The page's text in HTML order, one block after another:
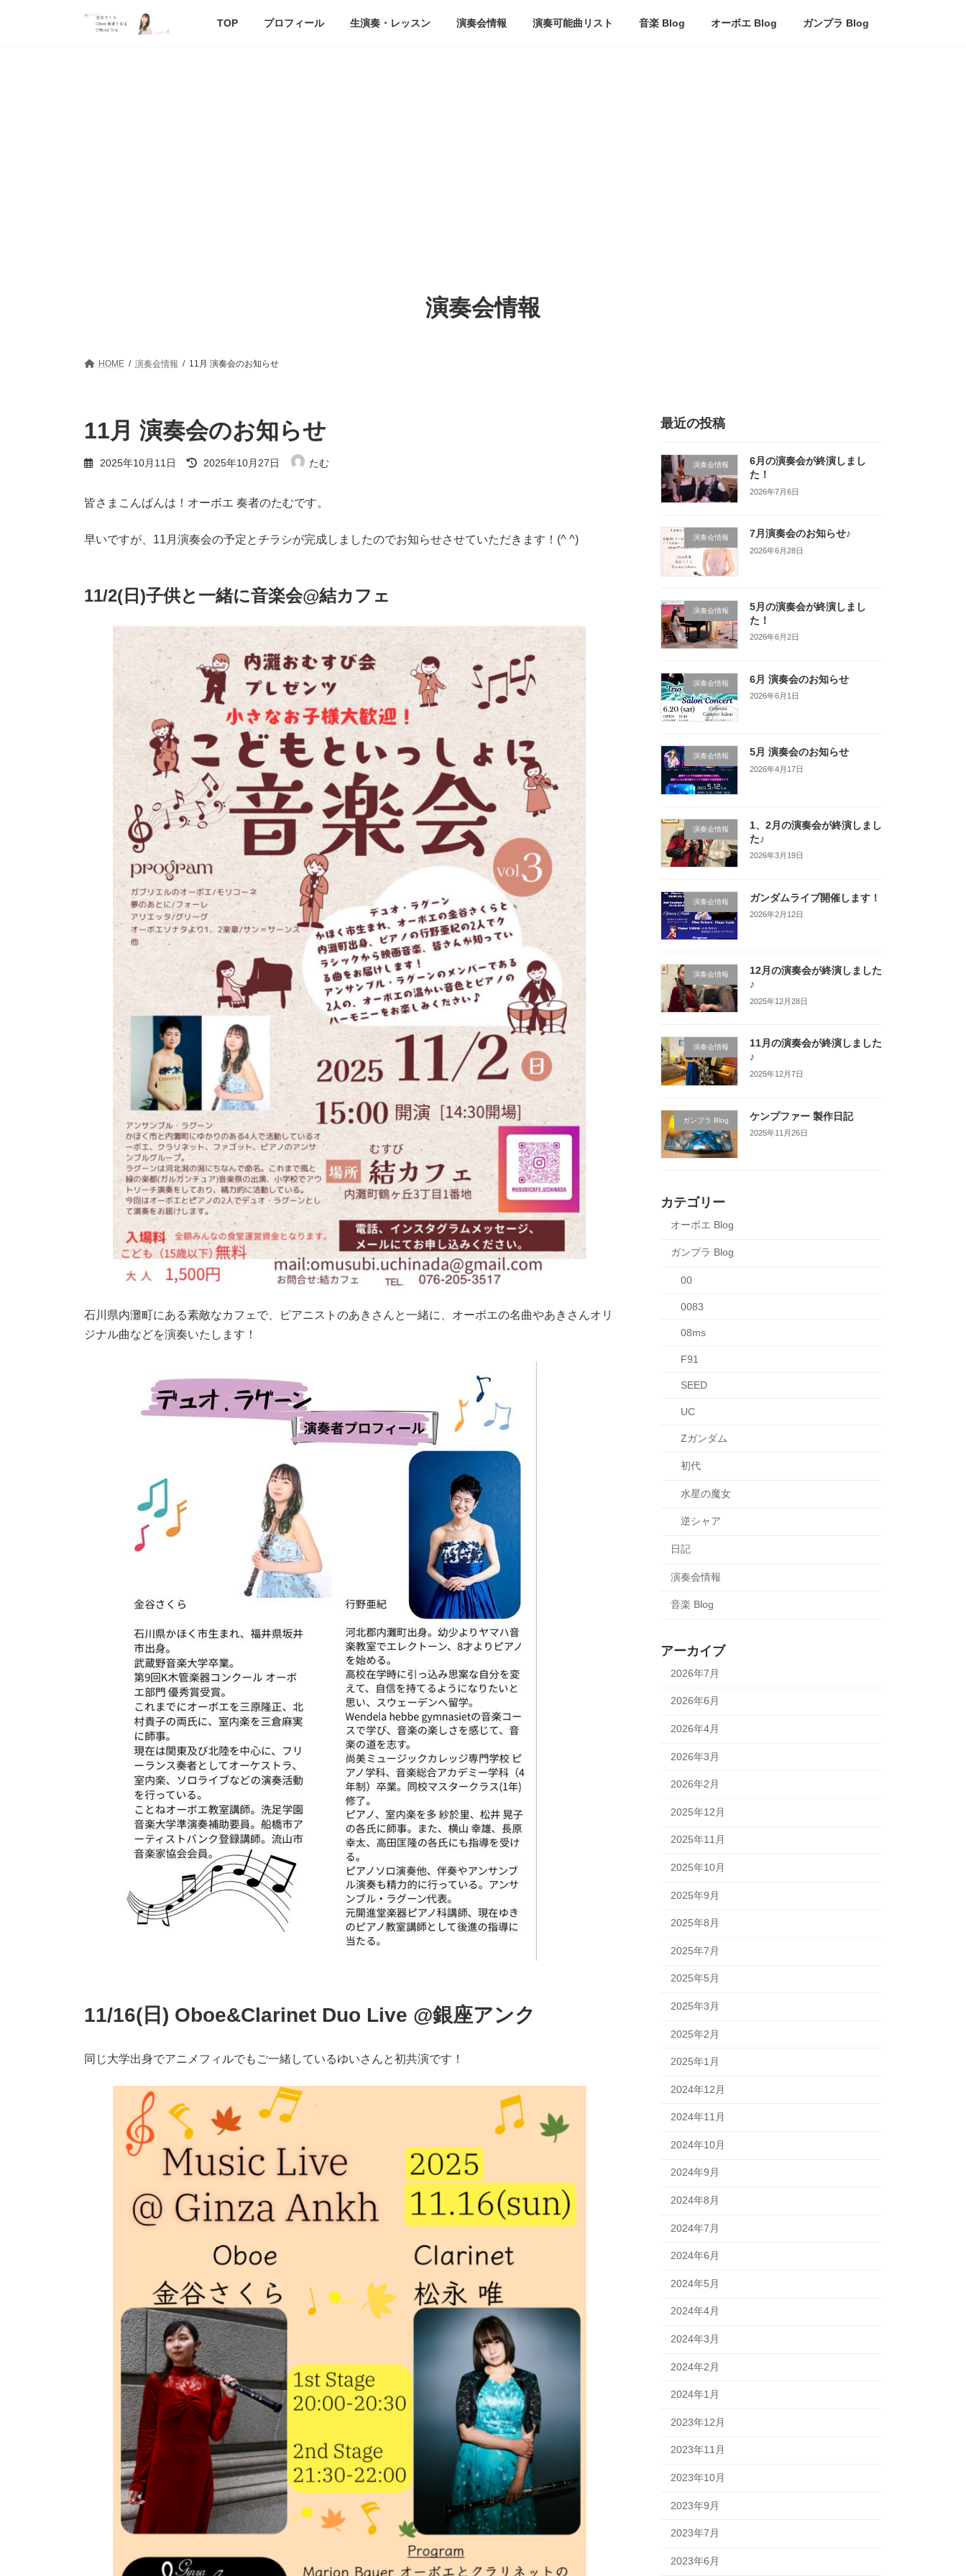
TOP プロフィール 生演奏・レッスン 演奏会情報 演奏可能曲リスト 音楽 Blog オーボエ Blog ガンプラ Blog
演奏会情報
HOME 演奏会情報 11月 演奏会のお知らせ
11月 演奏会のお知らせ
2025年10月11日
最
終
日
:
2025年10月27日 たむ
皆さまこんばんは！オーボエ 奏者のたむです。
早いですが、11月演奏会の予定とチラシが完成しましたのでお知らせさせていただきます！(^ ^)
11/2(日)子供と一緒に音楽会@結カフェ
石川県内灘町にある素敵なカフェで、ピアニストのあきさんと一緒に、オーボエの名曲やあきさんオリ
ジナル曲などを演奏いたします！
11/16(日) Oboe&Clarinet Duo Live @銀座アンク
同じ大学出身でアニメフィルでもご一緒しているゆいさんと初共演です！
最近の投稿
演奏会情報
6月の演奏会が終演しまし
た！
2026年7月6日
演奏会情報 7月演奏会のお知らせ♪
2026年6月28日
演奏会情報
5月の演奏会が終演しまし
た！
2026年6月2日
演奏会情報 6月 演奏会のお知らせ
2026年6月1日
演奏会情報 5月 演奏会のお知らせ
2026年4月17日
演奏会情報
1、2月の演奏会が終演しまし
た♪
2026年3月19日
演奏会情報 ガンダムライブ開催します！
2026年2月12日
演奏会情報
12月の演奏会が終演しました
♪
2025年12月28日
演奏会情報
11月の演奏会が終演しました
♪
2025年12月7日
ガンプラ Blog ケンプファー 製作日記
2025年11月26日
カテゴリー
オーボエ Blog
ガンプラ Blog
00
0083
08ms
F91
SEED
UC
Zガンダム
初代
水星の魔女
逆シャア
日記
演奏会情報
音楽 Blog
アーカイブ
2026年7月
2026年6月
2026年4月
2026年3月
2026年2月
2025年12月
2025年11月
2025年10月
2025年9月
2025年8月
2025年7月
2025年5月
2025年3月
2025年2月
2025年1月
2024年12月
2024年11月
2024年10月
2024年9月
2024年8月
2024年7月
2024年6月
2024年5月
2024年4月
2024年3月
2024年2月
2024年1月
2023年12月
2023年11月
2023年10月
2023年9月
2023年7月
2023年6月